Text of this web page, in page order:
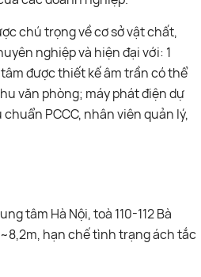
chú trọng về cơ sở vật chất,
nghiệp và hiện đại với: 1
được thiết kế âm trần có thể
văn phòng; máy phát điện dự
PCCC, nhân viên quản lý,
tâm Hà Nội, toà 110-112 Bà
hạn chế tình trạng ách tắc